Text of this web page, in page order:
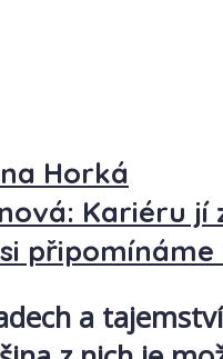
Horká
Kariéru
připomínáme
a